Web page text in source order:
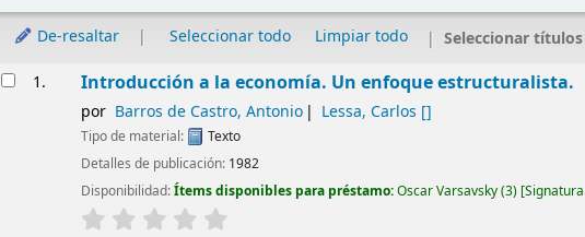
De-resaltar Seleccionar todo Limpiar todo Seleccionar
Resultados
1. Introducción a la economía. Un enfoque estructuralista.
por Barros de Castro, Antonio Lessa, Carlos []
Tipo de material:
Texto
Detalles de publicación: 1982
Disponibilidad:Ítems disponibles para préstamo:Oscar Varsavsky(3)